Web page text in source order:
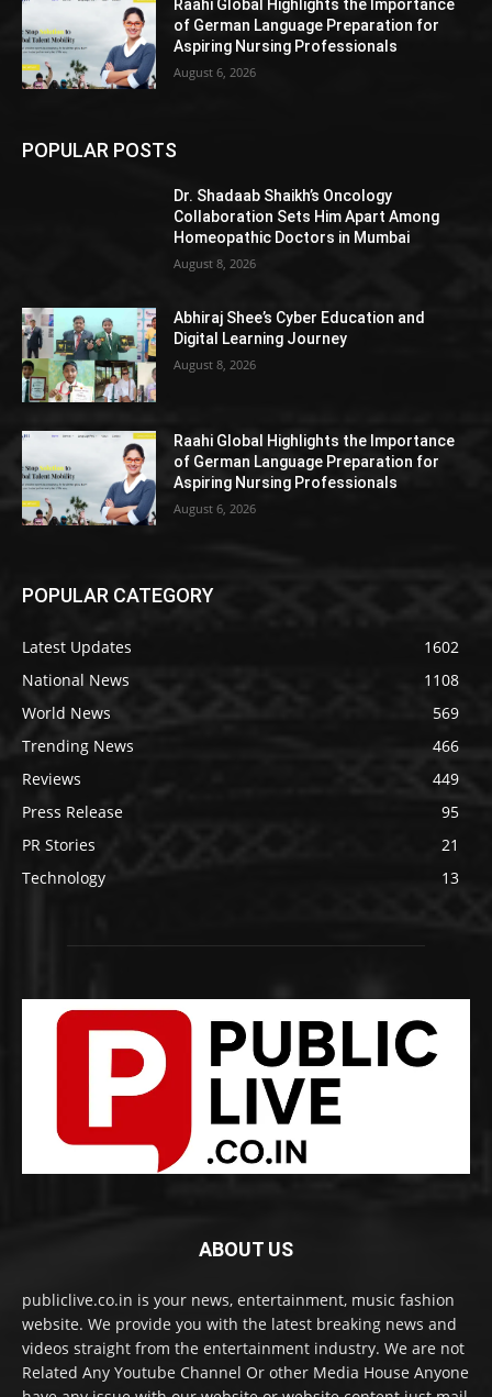
Raahi Global Highlights the Importance
of German Language Preparation for
Aspiring Nursing Professionals
August 6, 2026
POPULAR POSTS
Dr. Shadaab Shaikh’s Oncology
Collaboration Sets Him Apart Among
Homeopathic Doctors in Mumbai
August 8, 2026
Abhiraj Shee’s Cyber Education and
Digital Learning Journey
August 8, 2026
Raahi Global Highlights the Importance
of German Language Preparation for
Aspiring Nursing Professionals
August 6, 2026
POPULAR CATEGORY
Latest Updates
1602
National News
1108
World News
569
Trending News
466
Reviews
449
Press Release
95
PR Stories
21
Technology
13
ABOUT US
publiclive.co.in is your news, entertainment, music fashion
website. We provide you with the latest breaking news and
videos straight from the entertainment industry. We are not
Related Any Youtube Channel Or other Media House Anyone